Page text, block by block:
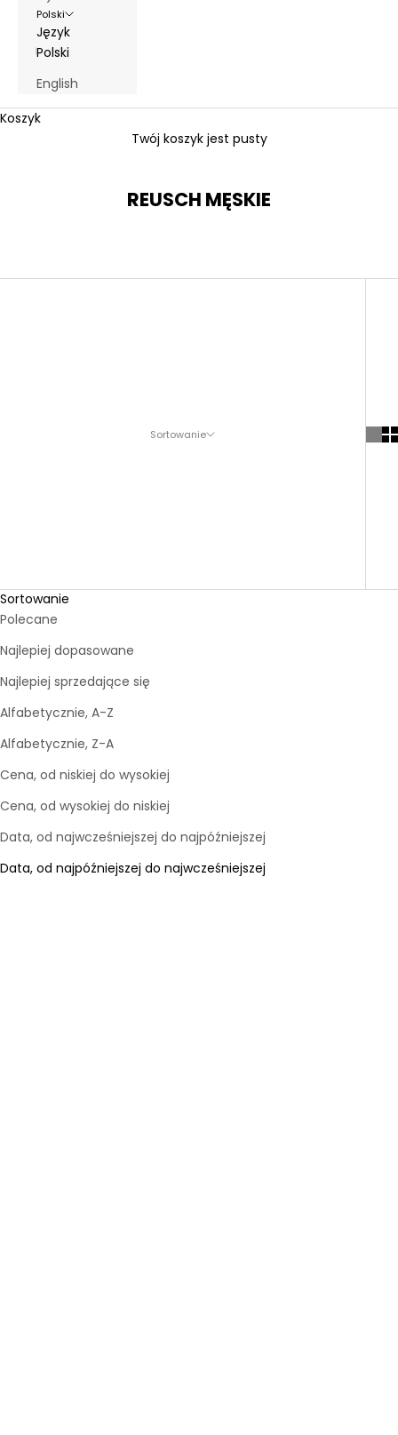
Polski
Język
Polski
English
Koszyk
Twój koszyk jest pusty
REUSCH MĘSKIE
Sortowanie
Sortowanie
Polecane
Najlepiej dopasowane
Najlepiej sprzedające się
Alfabetycznie, A-Z
Alfabetycznie, Z-A
Cena, od niskiej do wysokiej
Cena, od wysokiej do niskiej
Data, od najwcześniejszej do najpóźniejszej
Data, od najpóźniejszej do najwcześniejszej